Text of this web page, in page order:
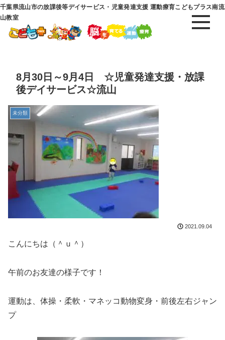
千葉県流山市の放課後等デイサービス・児童発達支援 運動療育こどもプラス南流
山教室
8月30日～9月4日 ☆児童発達支援・放課
後デイサービス☆流山
未分類
2021.09.04
こんにちは（＾ｕ＾）
午前のお友達の様子です！
運動は、体操・柔軟・マネッコ動物変身・前後左右ジャン
プ